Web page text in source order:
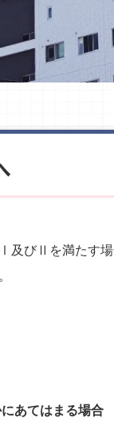
及びⅡを満たす
あてはまる場合